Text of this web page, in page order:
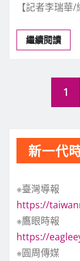
【記者李瑞
繼續閱讀
章
分
頁
1
新一代
※臺灣導報
https://
※鷹眼時報
https://
※圓周傳媒